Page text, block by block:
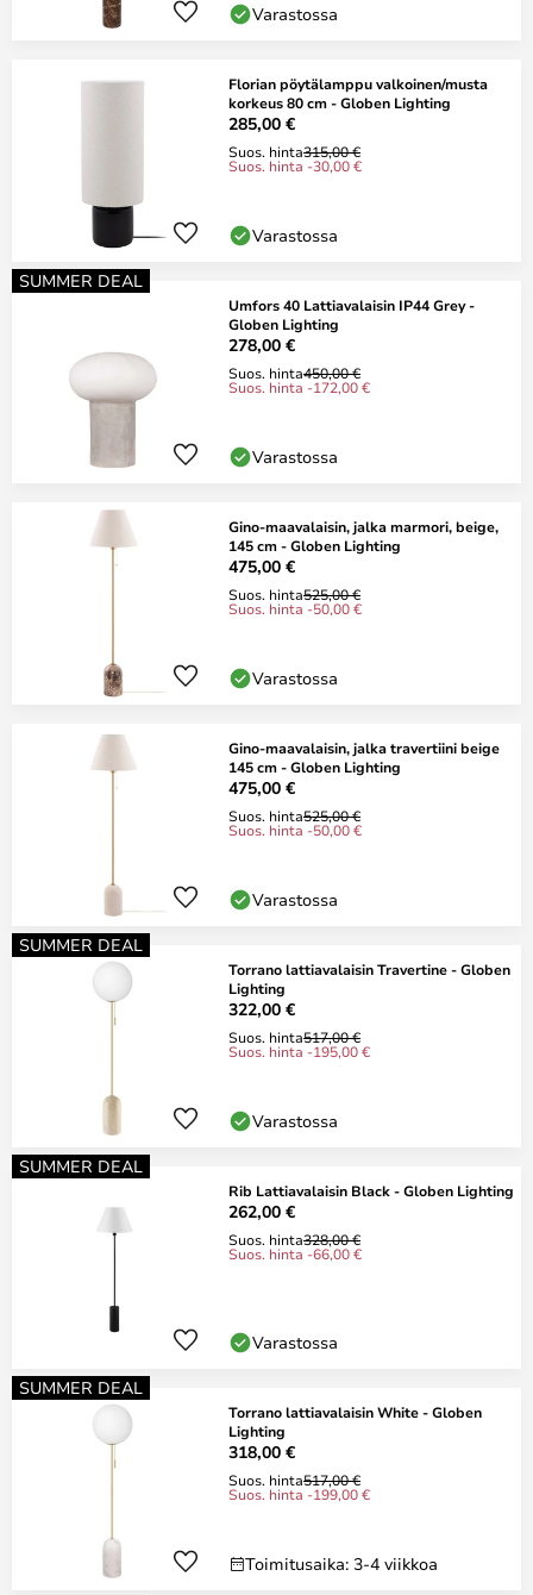
Varastossa
Florian pöytälamppu valkoinen/musta
korkeus 80 cm - Globen Lighting
285,00 €
Suos. hinta315,00 €
Suos. hinta -30,00 €
Varastossa
SUMMER DEAL
Umfors 40 Lattiavalaisin IP44 Grey -
Globen Lighting
278,00 €
Suos. hinta450,00 €
Suos. hinta -172,00 €
Varastossa
Gino-maavalaisin, jalka marmori, beige,
145 cm - Globen Lighting
475,00 €
Suos. hinta525,00 €
Suos. hinta -50,00 €
Varastossa
Gino-maavalaisin, jalka travertiini beige
145 cm - Globen Lighting
475,00 €
Suos. hinta525,00 €
Suos. hinta -50,00 €
Varastossa
SUMMER DEAL
Torrano lattiavalaisin Travertine - Globen
Lighting
322,00 €
Suos. hinta517,00 €
Suos. hinta -195,00 €
Varastossa
SUMMER DEAL
Rib Lattiavalaisin Black - Globen Lighting
262,00 €
Suos. hinta328,00 €
Suos. hinta -66,00 €
Varastossa
SUMMER DEAL
Torrano lattiavalaisin White - Globen
Lighting
318,00 €
Suos. hinta517,00 €
Suos. hinta -199,00 €
Toimitusaika: 3-4 viikkoa